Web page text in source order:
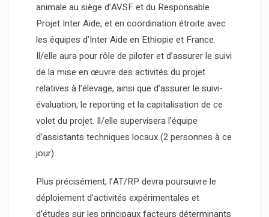
animale au siège d’AVSF et du Responsable
Projet Inter Aide, et en coordination étroite avec
les équipes d’Inter Aide en Ethiopie et France.
Il/elle aura pour rôle de piloter et d’assurer le suivi
de la mise en œuvre des activités du projet
relatives à l’élevage, ainsi que d’assurer le suivi-
évaluation, le reporting et la capitalisation de ce
volet du projet. Il/elle supervisera l’équipe
d’assistants techniques locaux (2 personnes à ce
jour).
Plus précisément, l’AT/RP devra poursuivre le
déploiement d’activités expérimentales et
d’études sur les principaux facteurs déterminants